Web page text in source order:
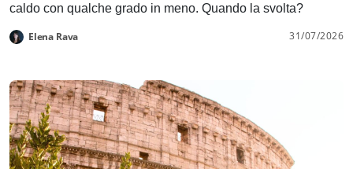
caldo con qualche grado in meno. Quando la svolta?
Elena Rava 31/07/2026